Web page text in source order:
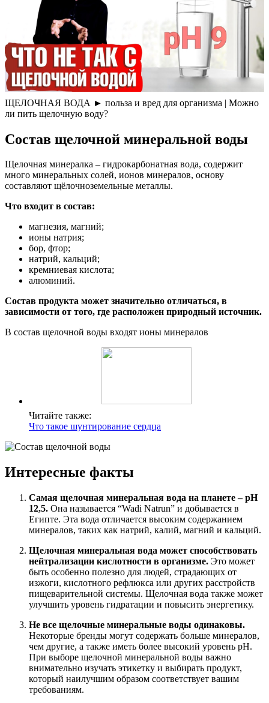
ЩЕЛОЧНАЯ ВОДА ► польза и вред для организма | Можно
ли пить щелочную воду?
Состав щелочной минеральной воды
Щелочная минералка – гидрокарбонатная вода, содержит
много минеральных солей, ионов минералов, основу
составляют щёлочноземельные металлы.
Что входит в состав:
магнезия, магний;
ионы натрия;
бор, фтор;
натрий, кальций;
кремниевая кислота;
алюминий.
Состав продукта может значительно отличаться, в
зависимости от того, где расположен природный источник.
В состав щелочной воды входят ионы минералов
Читайте также:
Что такое шунтирование сердца
Интересные факты
Самая щелочная минеральная вода на планете – pH
12,5. Она называется “Wadi Natrun” и добывается в
Египте. Эта вода отличается высоким содержанием
минералов, таких как натрий, калий, магний и кальций.
Щелочная минеральная вода может способствовать
нейтрализации кислотности в организме. Это может
быть особенно полезно для людей, страдающих от
изжоги, кислотного рефлюкса или других расстройств
пищеварительной системы. Щелочная вода также может
улучшить уровень гидратации и повысить энергетику.
Не все щелочные минеральные воды одинаковы.
Некоторые бренды могут содержать больше минералов,
чем другие, а также иметь более высокий уровень pH.
При выборе щелочной минеральной воды важно
внимательно изучать этикетку и выбирать продукт,
который наилучшим образом соответствует вашим
требованиям.